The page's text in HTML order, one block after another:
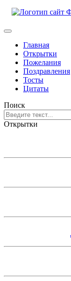
Главная
Открытки
Пожелания
Поздравления
Тосты
Цитаты
Поиск
Открытки